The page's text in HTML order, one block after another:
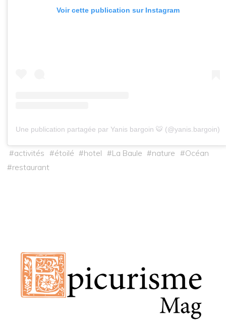
Voir cette publication sur Instagram
Une publication partagée par Yanis bargoin 🐯 (@yanis.bargoin)
#activités #étoilé #hotel #La Baule #nature #Océan
#restaurant